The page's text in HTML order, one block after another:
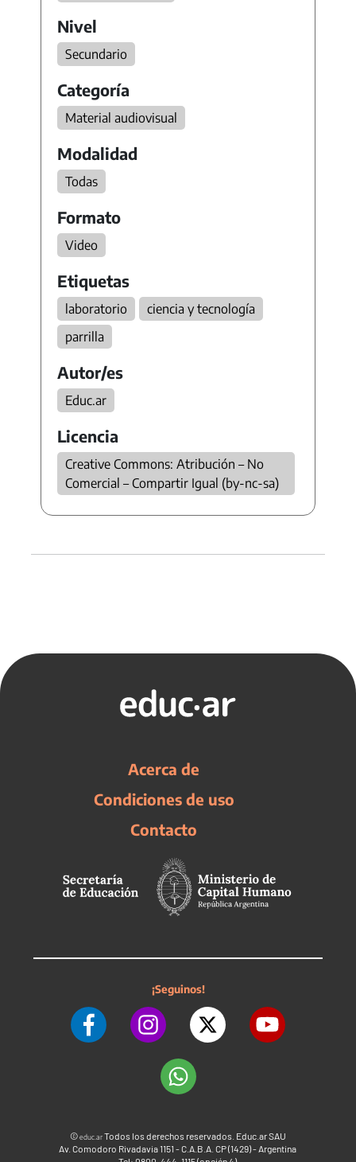
Nivel
Secundario
Categoría
Material audiovisual
Modalidad
Todas
Formato
Video
Etiquetas
laboratorio
ciencia y tecnología
parrilla
Autor/es
Educ.ar
Licencia
Creative Commons: Atribución – No
Comercial – Compartir Igual (by-nc-sa)
Acerca de
Condiciones de uso
Contacto
¡Seguinos!
©educ.arTodos los derechos reservados. Educ.ar SAU
Av. Comodoro Rivadavia 1151 - C.A.B.A. CP (1429) - Argentina